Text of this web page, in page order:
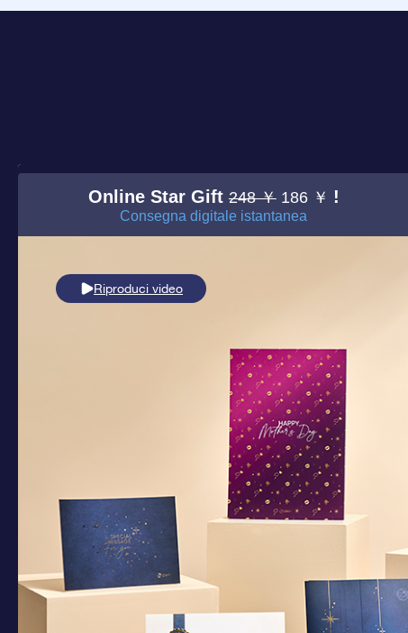
Online Star Gift248 ￥ 186 ￥ !
Consegna digitale istantanea
Riproduci video